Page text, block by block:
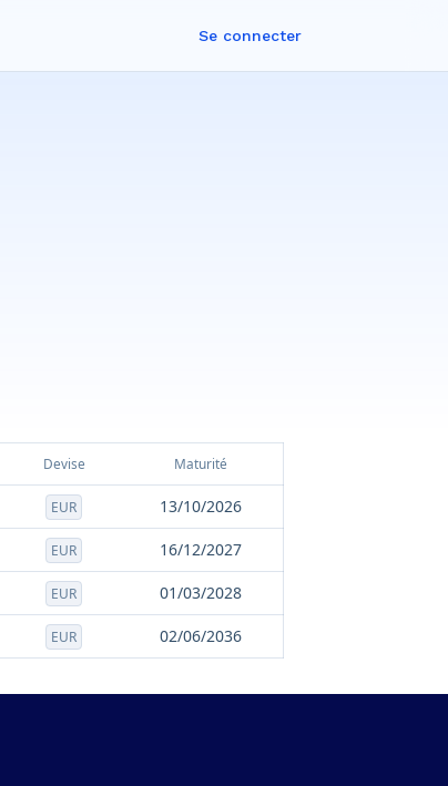
Se connecter
Devise Maturité
EUR 13/10/2026
EUR 16/12/2027
EUR 01/03/2028
EUR 02/06/2036